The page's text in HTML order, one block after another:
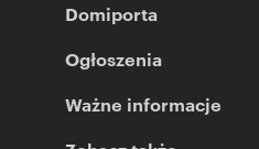
Domiporta
Ogłoszenia
Ważne informacje